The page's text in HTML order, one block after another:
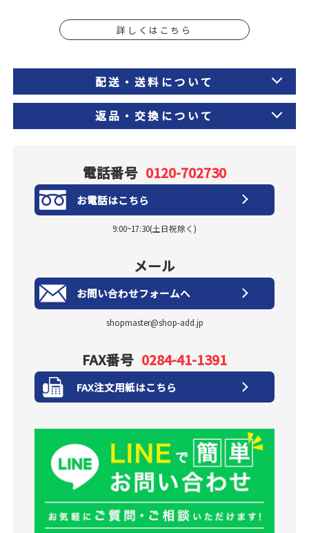
詳しくはこちら
配送・送料について
返品・交換について
電話番号 0120-702730
お電話はこちら
9:00~17:30(土日祝除く)
メール
お問い合わせフォームへ
shopmaster@shop-add.jp
FAX番号 0284-41-1391
FAX注文用紙はこちら